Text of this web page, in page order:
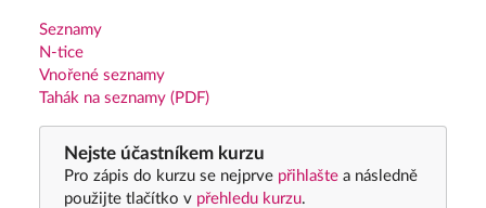
Seznamy
N-tice
Vnořené seznamy
Tahák na seznamy (PDF)
Nejste účastníkem kurzu
Pro zápis do kurzu se nejprvepřihlašte a následně
použijte tlačítko vpřehledu kurzu.